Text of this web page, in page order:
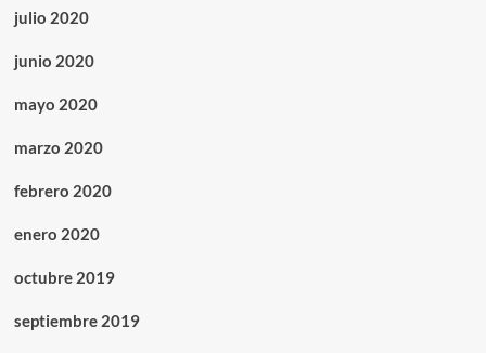
julio 2020
junio 2020
mayo 2020
marzo 2020
febrero 2020
enero 2020
octubre 2019
septiembre 2019